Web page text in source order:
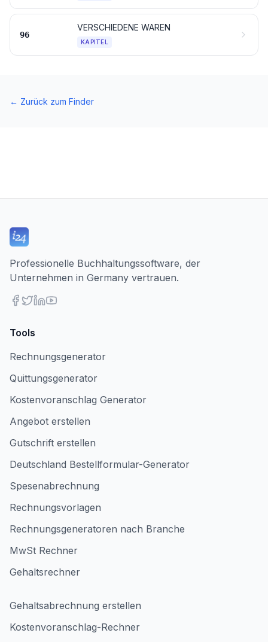
96
VERSCHIEDENE WAREN
KAPITEL
← Zurück zum Finder
Professionelle Buchhaltungssoftware, der
Unternehmen in Germany vertrauen.
Tools
Rechnungsgenerator
Quittungsgenerator
Kostenvoranschlag Generator
Angebot erstellen
Gutschrift erstellen
Deutschland Bestellformular-Generator
Spesenabrechnung
Rechnungsvorlagen
Rechnungsgeneratoren nach Branche
MwSt Rechner
Gehaltsrechner
Gehaltsabrechnung erstellen
Kostenvoranschlag-Rechner